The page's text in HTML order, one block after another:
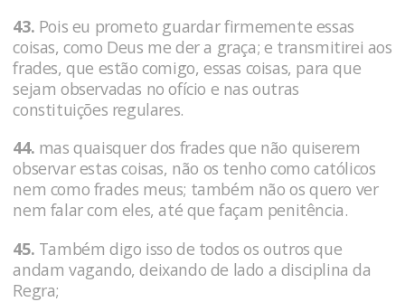
43. Pois eu prometo guardar firmemente essas
coisas, como Deus me der a graça; e transmitirei aos
frades, que estão comigo, essas coisas, para que
sejam observadas no ofício e nas outras
constituições regulares.
44. mas quaisquer dos frades que não quiserem
observar estas coisas, não os tenho como católicos
nem como frades meus; também não os quero ver
nem falar com eles, até que façam penitência.
45. Também digo isso de todos os outros que
andam vagando, deixando de lado a disciplina da
Regra;